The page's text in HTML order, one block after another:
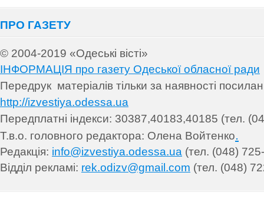
ПРО ГАЗЕТУ
© 2004-2019 «Одеські вісті»
ІНФОРМАЦІЯ про газету Одеської обласної ради
Передрук матеріалів тільки за наявності
http://izvestiya.odessa.ua
Передплатні індекси: 30387,40183,40185 (тел.
Т.в.о. головного редактора: Олена Войтенко.
Редакція: info@izvestiya.odessa.ua (тел. (048)
Відділ рекламі: rek.odizv@gmail.com (тел. (048)